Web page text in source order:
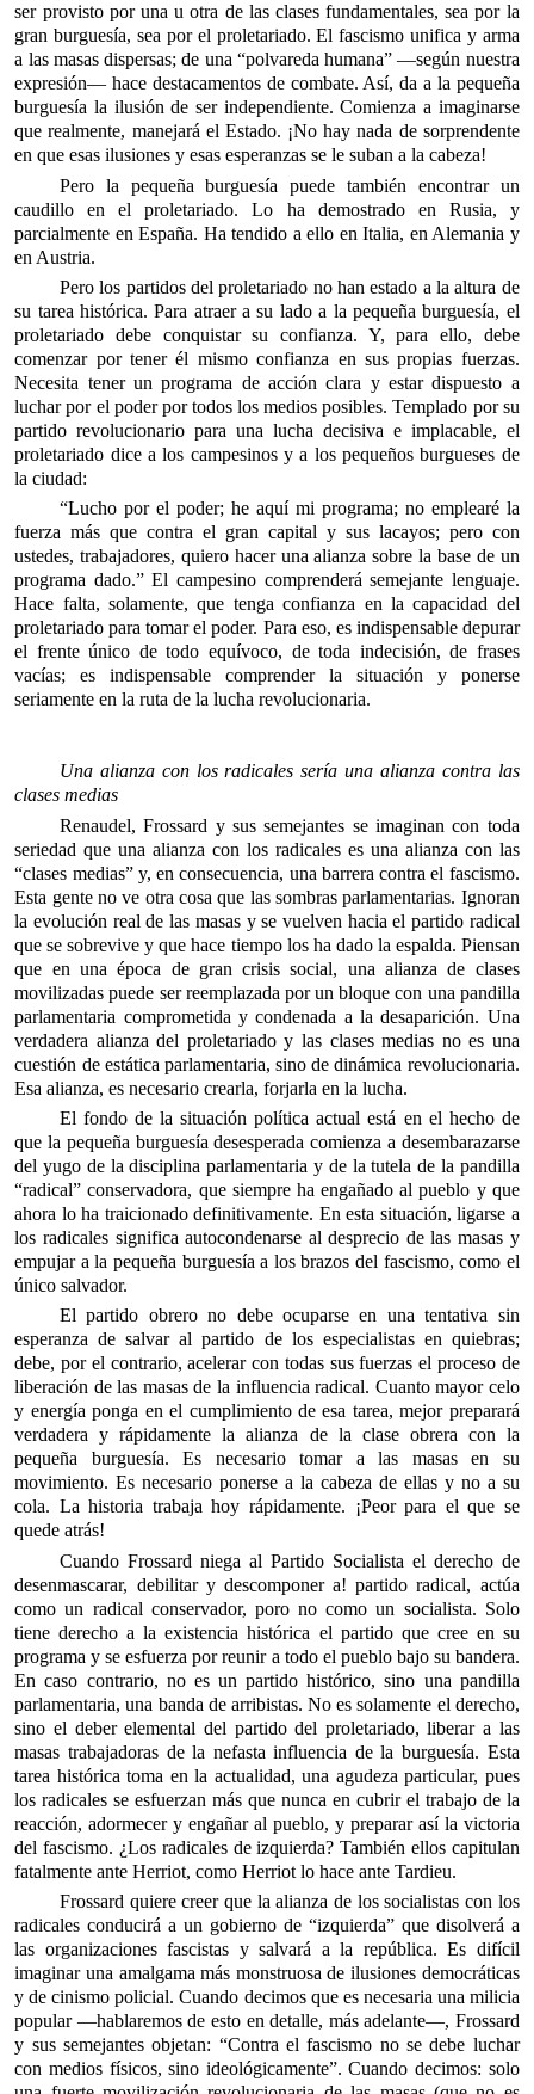
ser provisto por una u otra de las clases fundamentales, sea por la
gran burguesía, sea por el proletariado. El fascismo unifica y arma
a las masas dispersas; de una “polvareda humana” —según nuestra
expresión— hace destacamentos de combate. Así, da a la pequeña
burguesía la ilusión de ser independiente. Comienza a imaginarse
que realmente, manejará el Estado. ¡No hay nada de sorprendente
en que esas ilusiones y esas esperanzas se le suban a la cabeza!
Pero la pequeña burguesía puede también encontrar un
caudillo en el proletariado. Lo ha demostrado en Rusia, y
parcialmente en España. Ha tendido a ello en Italia, en Alemania y
en Austria.
Pero los partidos del proletariado no han estado a la altura de
su tarea histórica. Para atraer a su lado a la pequeña burguesía, el
proletariado debe conquistar su confianza. Y, para ello, debe
comenzar por tener él mismo confianza en sus propias fuerzas.
Necesita tener un programa de acción clara y estar dispuesto a
luchar por el poder por todos los medios posibles. Templado por su
partido revolucionario para una lucha decisiva e implacable, el
proletariado dice a los campesinos y a los pequeños burgueses de
la ciudad:
“Lucho por el poder; he aquí mi programa; no emplearé la
fuerza más que contra el gran capital y sus lacayos; pero con
ustedes, trabajadores, quiero hacer una alianza sobre la base de un
programa dado.” El campesino comprenderá semejante lenguaje.
Hace falta, solamente, que tenga confianza en la capacidad del
proletariado para tomar el poder. Para eso, es indispensable depurar
el frente único de todo equívoco, de toda indecisión, de frases
vacías; es indispensable comprender la situación y ponerse
seriamente en la ruta de la lucha revolucionaria.
Una alianza con los radicales sería una alianza contra las
clases medias
Renaudel, Frossard y sus semejantes se imaginan con toda
seriedad que una alianza con los radicales es una alianza con las
“clases medias” y, en consecuencia, una barrera contra el fascismo.
Esta gente no ve otra cosa que las sombras parlamentarias. Ignoran
la evolución real de las masas y se vuelven hacia el partido radical
que se sobrevive y que hace tiempo los ha dado la espalda. Piensan
que en una época de gran crisis social, una alianza de clases
movilizadas puede ser reemplazada por un bloque con una pandilla
parlamentaria comprometida y condenada a la desaparición. Una
verdadera alianza del proletariado y las clases medias no es una
cuestión de estática parlamentaria, sino de dinámica revolucionaria.
Esa alianza, es necesario crearla, forjarla en la lucha.
El fondo de la situación política actual está en el hecho de
que la pequeña burguesía desesperada comienza a desembarazarse
del yugo de la disciplina parlamentaria y de la tutela de la pandilla
“radical” conservadora, que siempre ha engañado al pueblo y que
ahora lo ha traicionado definitivamente. En esta situación, ligarse a
los radicales significa autocondenarse al desprecio de las masas y
empujar a la pequeña burguesía a los brazos del fascismo, como el
único salvador.
El partido obrero no debe ocuparse en una tentativa sin
esperanza de salvar al partido de los especialistas en quiebras;
debe, por el contrario, acelerar con todas sus fuerzas el proceso de
liberación de las masas de la influencia radical. Cuanto mayor celo
y energía ponga en el cumplimiento de esa tarea, mejor preparará
verdadera y rápidamente la alianza de la clase obrera con la
pequeña burguesía. Es necesario tomar a las masas en su
movimiento. Es necesario ponerse a la cabeza de ellas y no a su
cola. La historia trabaja hoy rápidamente. ¡Peor para el que se
quede atrás!
Cuando Frossard niega al Partido Socialista el derecho de
desenmascarar, debilitar y descomponer a! partido radical, actúa
como un radical conservador, poro no como un socialista. Solo
tiene derecho a la existencia histórica el partido que cree en su
programa y se esfuerza por reunir a todo el pueblo bajo su bandera.
En caso contrario, no es un partido histórico, sino una pandilla
parlamentaria, una banda de arribistas. No es solamente el derecho,
sino el deber elemental del partido del proletariado, liberar a las
masas trabajadoras de la nefasta influencia de la burguesía. Esta
tarea histórica toma en la actualidad, una agudeza particular, pues
los radicales se esfuerzan más que nunca en cubrir el trabajo de la
reacción, adormecer y engañar al pueblo, y preparar así la victoria
del fascismo. ¿Los radicales de izquierda? También ellos capitulan
fatalmente ante Herriot, como Herriot lo hace ante Tardieu.
Frossard quiere creer que la alianza de los socialistas con los
radicales conducirá a un gobierno de “izquierda” que disolverá a
las organizaciones fascistas y salvará a la república. Es difícil
imaginar una amalgama más monstruosa de ilusiones democráticas
y de cinismo policial. Cuando decimos que es necesaria una milicia
popular —hablaremos de esto en detalle, más adelante—, Frossard
y sus semejantes objetan: “Contra el fascismo no se debe luchar
con medios físicos, sino ideológicamente”. Cuando decimos: solo